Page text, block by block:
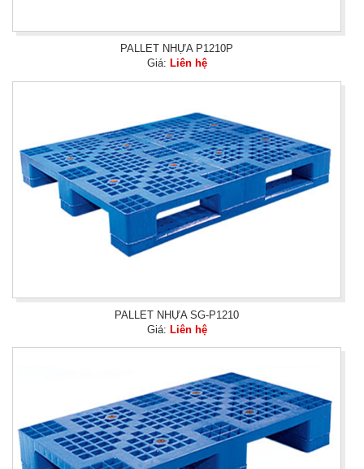
PALLET NHỰA P1210P
Giá: Liên hệ
PALLET NHỰA SG-P1210
Giá: Liên hệ